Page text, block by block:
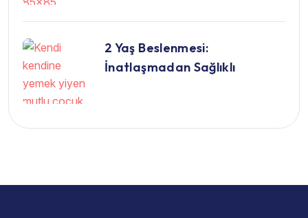
2 Yaş Beslenmesi:
İnatlaşmadan Sağlıklı